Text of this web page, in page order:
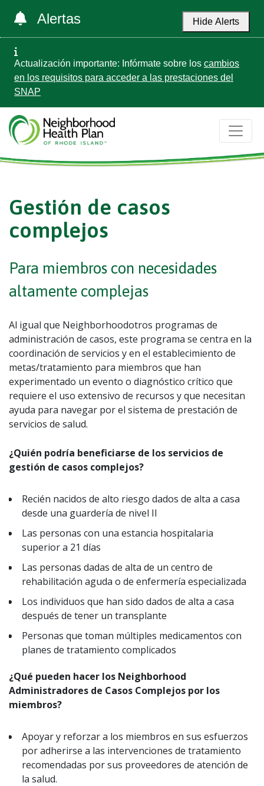
Alertas Hide Alerts
Actualización importante: Infórmate sobre los cambios
en los requisitos para acceder a las prestaciones del
SNAP
Gestión de casos
complejos
Para miembros con necesidades
altamente complejas
Al igual que Neighborhoodotros programas de
administración de casos, este programa se centra en la
coordinación de servicios y en el establecimiento de
metas/tratamiento para miembros que han
experimentado un evento o diagnóstico crítico que
requiere el uso extensivo de recursos y que necesitan
ayuda para navegar por el sistema de prestación de
servicios de salud.
¿Quién podría beneficiarse de los servicios de
gestión de casos complejos?
Recién nacidos de alto riesgo dados de alta a casa
desde una guardería de nivel II
Las personas con una estancia hospitalaria
superior a 21 días
Las personas dadas de alta de un centro de
rehabilitación aguda o de enfermería especializada
Los individuos que han sido dados de alta a casa
después de tener un transplante
Personas que toman múltiples medicamentos con
planes de tratamiento complicados
¿Qué pueden hacer los Neighborhood
Administradores de Casos Complejos por los
miembros?
Apoyar y reforzar a los miembros en sus esfuerzos
por adherirse a las intervenciones de tratamiento
recomendadas por sus proveedores de atención de
la salud.